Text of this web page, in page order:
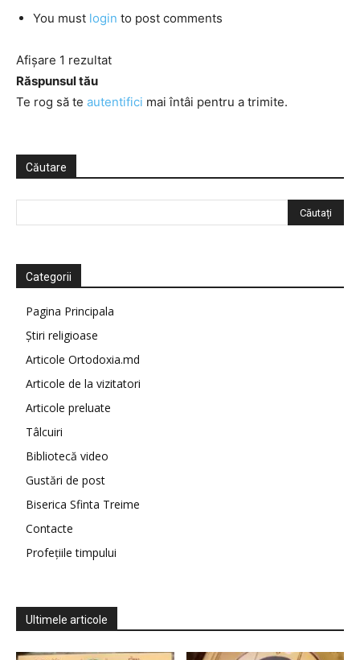
You must login to post comments
Afișare 1 rezultat
Răspunsul tău
Te rog să te autentifici mai întâi pentru a trimite.
Căutare
Categorii
Pagina Principala
Știri religioase
Articole Ortodoxia.md
Articole de la vizitatori
Articole preluate
Tâlcuiri
Bibliotecă video
Gustări de post
Biserica Sfinta Treime
Contacte
Profețiile timpului
Ultimele articole